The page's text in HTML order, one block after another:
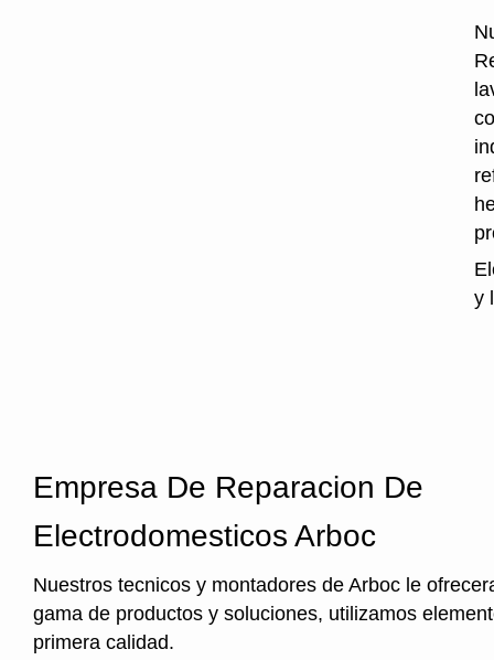
y
Empresa De Reparacion De
Electrodomesticos Arboc
Nuestros tecnicos y montadores de Arboc le
gama de productos y soluciones, utilizamos
primera calidad.